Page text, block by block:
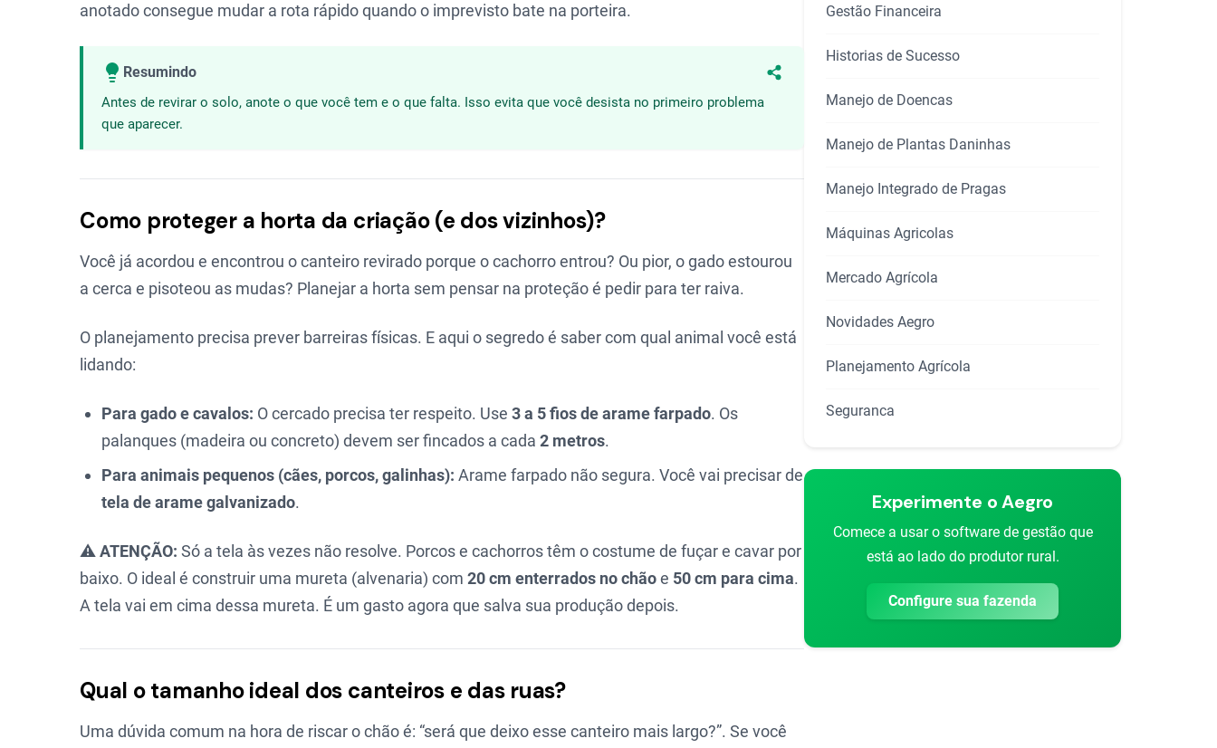
anotado consegue mudar a rota rápido quando o imprevisto bate na porteira.
Resumindo
Compartilhar
Antes de revirar o solo, anote o que você tem e o que falta. Isso evita que você desista no primeiro problema
que aparecer.
Como proteger a horta da criação (e dos vizinhos)?
Você já acordou e encontrou o canteiro revirado porque o cachorro entrou? Ou pior, o gado estourou
a cerca e pisoteou as mudas? Planejar a horta sem pensar na proteção é pedir para ter raiva.
O planejamento precisa prever barreiras físicas. E aqui o segredo é saber com qual animal você está
lidando:
Para gado e cavalos: O cercado precisa ter respeito. Use 3 a 5 fios de arame farpado. Os
palanques (madeira ou concreto) devem ser fincados a cada 2 metros.
Para animais pequenos (cães, porcos, galinhas): Arame farpado não segura. Você vai precisar de
tela de arame galvanizado.
⚠️ ATENÇÃO: Só a tela às vezes não resolve. Porcos e cachorros têm o costume de fuçar e cavar por
baixo. O ideal é construir uma mureta (alvenaria) com 20 cm enterrados no chãoe 50 cm para cima.
A tela vai em cima dessa mureta. É um gasto agora que salva sua produção depois.
Qual o tamanho ideal dos canteiros e das ruas?
Uma dúvida comum na hora de riscar o chão é: “será que deixo esse canteiro mais largo?”. Se você
Gestão Financeira
Historias de Sucesso
Manejo de Doencas
Manejo de Plantas Daninhas
Manejo Integrado de Pragas
Máquinas Agricolas
Mercado Agrícola
Novidades Aegro
Planejamento Agrícola
Seguranca
Experimente o Aegro
Comece a usar o software de gestão que
está ao lado do produtor rural.
Configure sua fazenda